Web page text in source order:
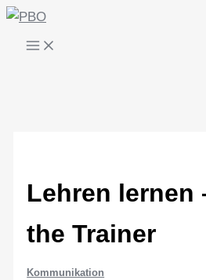
Zum
Inhalt
Lehren lernen
the Trainer
Kommunikation